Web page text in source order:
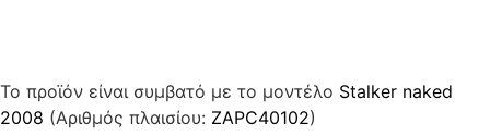
Το προϊόν είναι συμβατό με το μοντέλο Stalker naked
2008 (Αριθμός πλαισίου: ZAPC40102)